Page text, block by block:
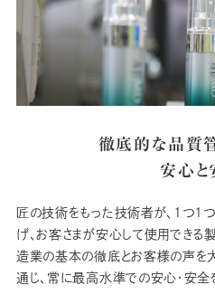
徹底的な品質
安心と
匠の技術をもった技術者が、1つ1
げ、お客さまが安心して使用できる
造業の基本の徹底とお客様の声を
通じ、常に最高水準での安心・安全